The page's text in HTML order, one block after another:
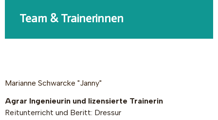
Team & Trainerinnen
Marianne Schwarcke "Janny"
Agrar Ingenieurin und lizensierte Trainerin
Reitunterricht und Beritt: Dressur